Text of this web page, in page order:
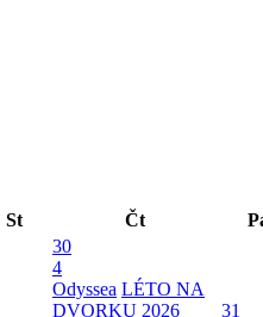
St Čt
30
4
Odyssea LÉTO NA
DVORKU 2026
31